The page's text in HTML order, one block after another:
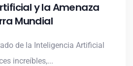
y la Amenaza
Mundial
de la Inteligencia Artificial
increíbles,...